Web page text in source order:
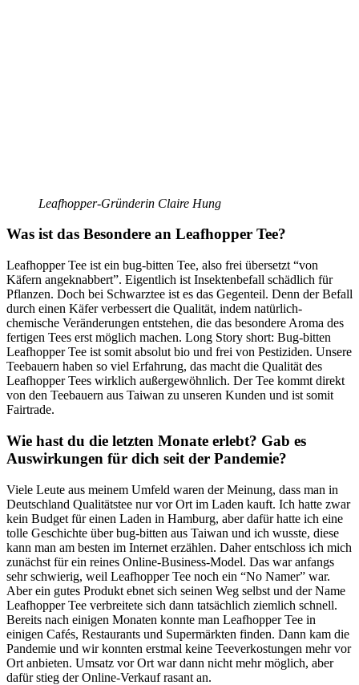
Leafhopper-Gründerin Claire Hung
Was ist das Besondere an Leafhopper Tee?
Leafhopper Tee ist ein bug-bitten Tee, also frei übersetzt “von
Käfern angeknabbert”. Eigentlich ist Insektenbefall schädlich für
Pflanzen. Doch bei Schwarztee ist es das Gegenteil. Denn der Befall
durch einen Käfer verbessert die Qualität, indem natürlich-
chemische Veränderungen entstehen, die das besondere Aroma des
fertigen Tees erst möglich machen. Long Story short: Bug-bitten
Leafhopper Tee ist somit absolut bio und frei von Pestiziden. Unsere
Teebauern haben so viel Erfahrung, das macht die Qualität des
Leafhopper Tees wirklich außergewöhnlich. Der Tee kommt direkt
von den Teebauern aus Taiwan zu unseren Kunden und ist somit
Fairtrade.
Wie hast du die letzten Monate erlebt? Gab es
Auswirkungen für dich seit der Pandemie?
Viele Leute aus meinem Umfeld waren der Meinung, dass man in
Deutschland Qualitätstee nur vor Ort im Laden kauft. Ich hatte zwar
kein Budget für einen Laden in Hamburg, aber dafür hatte ich eine
tolle Geschichte über bug-bitten aus Taiwan und ich wusste, diese
kann man am besten im Internet erzählen. Daher entschloss ich mich
zunächst für ein reines Online-Business-Model. Das war anfangs
sehr schwierig, weil Leafhopper Tee noch ein “No Namer” war.
Aber ein gutes Produkt ebnet sich seinen Weg selbst und der Name
Leafhopper Tee verbreitete sich dann tatsächlich ziemlich schnell.
Bereits nach einigen Monaten konnte man Leafhopper Tee in
einigen Cafés, Restaurants und Supermärkten finden. Dann kam die
Pandemie und wir konnten erstmal keine Teeverkostungen mehr vor
Ort anbieten. Umsatz vor Ort war dann nicht mehr möglich, aber
dafür stieg der Online-Verkauf rasant an.